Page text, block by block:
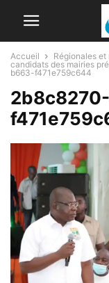
Accueil
Régionales et
candidats des mairies
b663-f471e759c644